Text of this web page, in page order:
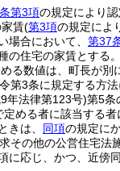
第3項の規定により
賃(第3項の規定によ
場合において、 第37
の住宅の家賃とする。
る数値は、町長が別
第3条に規定する方法
年法律第123号)第5条
める者に該当する者
きは、 同項の規定に
その他の公営住宅
応じ、かつ、近傍